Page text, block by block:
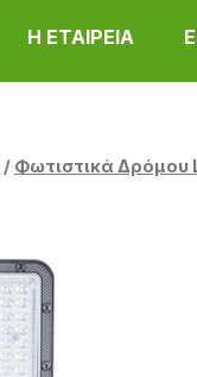
Η ΕΤΑΙΡΕΙΑ
/ Φωτιστικά Δρόμου